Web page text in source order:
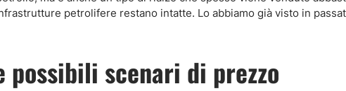
petrolifere restano intatte. Lo abbiamo già visto in
possibili scenari di prezzo